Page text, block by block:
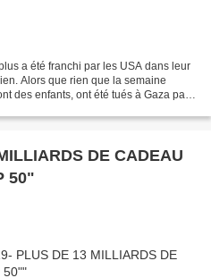
a été franchi par les USA dans leur
Alors que rien que la semaine
des enfants, ont été tués à Gaza par
DE CADEAU
50"